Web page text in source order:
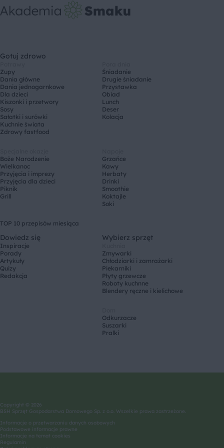
Gotuj zdrowo
Zupy
Dania główne
Dania jednogarnkowe
Dla dzieci
Kiszonki i przetwory
Sosy
Sałatki i surówki
Kuchnie świata
Zdrowy fastfood
Śniadanie
Drugie śniadanie
Przystawka
Obiad
Lunch
Deser
Kolacja
Boże Narodzenie
Wielkanoc
Przyjęcia i imprezy
Przyjęcia dla dzieci
Piknik
Grill
Grzańce
Kawy
Herbaty
Drinki
Smoothie
Koktajle
Soki
TOP 10 przepisów miesiąca
Dowiedz się
Inspiracje
Porady
Artykuły
Quizy
Redakcja
Wybierz sprzęt
Zmywarki
Chłodziarki i zamrażarki
Piekarniki
Płyty grzewcze
Roboty kuchnne
Blendery ręczne i kielichowe
Odkurzacze
Suszarki
Pralki
Copyright © 2026
BSH Sprzęt Gospodarstwa Domowego Sp. z o.o. Wszelkie prawa zastrzeżone.
Informacje o przetwarzaniu danych osobowych
Podstawowe informacje prawne
Informacje na temat cookies
Regulamin